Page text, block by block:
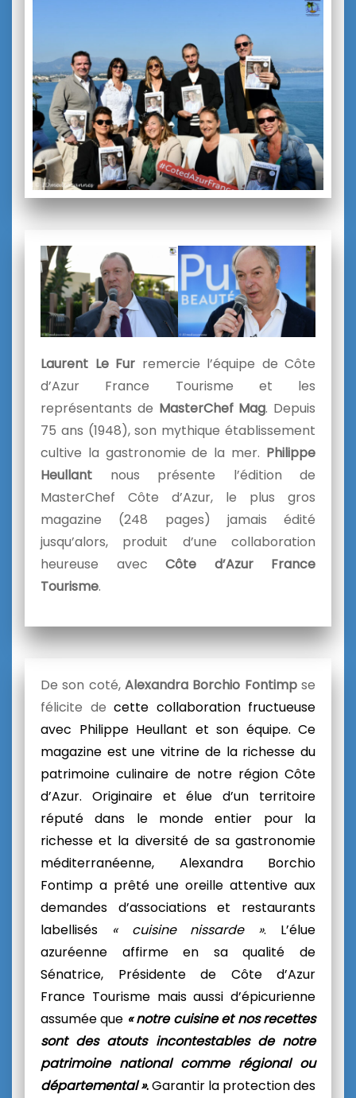
Laurent Le Fur remercie l’équipe de Côte
d’Azur France Tourisme et les
représentants de MasterChef Mag. Depuis
75 ans (1948), son mythique établissement
cultive la gastronomie de la mer. Philippe
Heullant nous présente l’édition de
MasterChef Côte d’Azur, le plus gros
magazine (248 pages) jamais édité
jusqu’alors, produit d’une collaboration
heureuse avec Côte d’Azur France
Tourisme.
De son coté, Alexandra Borchio Fontimpse
félicite de cette collaboration fructueuse
avec Philippe Heullant et son équipe. Ce
magazine est une vitrine de la richesse du
patrimoine culinaire de notre région Côte
d’Azur. Originaire et élue d’un territoire
réputé dans le monde entier pour la
richesse et la diversité de sa gastronomie
méditerranéenne, Alexandra Borchio
Fontimp a prêté une oreille attentive aux
demandes d’associations et restaurants
labellisés « cuisine nissarde ». L’élue
azuréenne affirme en sa qualité de
Sénatrice, Présidente de Côte d’Azur
France Tourisme mais aussi d’épicurienne
assumée que « notre cuisine et nos recettes
sont des atouts incontestables de notre
patrimoine national comme régional ou
départemental ».Garantir la protection des